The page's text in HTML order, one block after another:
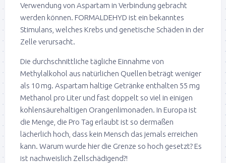
Verwendung von Aspartam in Verbindung gebracht
werden können. FORMALDEHYD ist ein bekanntes
Stimulans, welches Krebs und genetische Schäden in der
Zelle verursacht.
Die durchschnittliche tägliche Einnahme von
Methylalkohol aus natürlichen Quellen beträgt weniger
als 10 mg. Aspartam haltige Getränke enthalten 55 mg
Methanol pro Liter und fast doppelt so viel in einigen
kohlensäurehaltigen Orangenlimonaden. In Europa ist
die Menge, die Pro Tag erlaubt ist so dermaßen
lächerlich hoch, dass kein Mensch das jemals erreichen
kann. Warum wurde hier die Grenze so hoch gesetzt? Es
ist nachweislich Zellschädigend?!